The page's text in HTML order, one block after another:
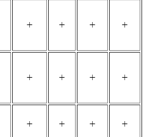
+ + + +
+ + + +
+ + + +